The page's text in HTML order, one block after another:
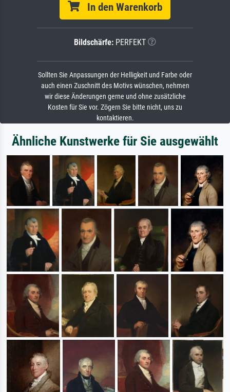
In den Warenkorb
Bildschärfe: PERFEKT
Sollten Sie Anpassungen der Helligkeit und Farbe oder
auch einen Zuschnitt des Motivs wünschen, nehmen
wir diese Änderungen gerne und ohne zusätzliche
Kosten für Sie vor. Zögern Sie bitte nicht, uns zu
kontaktieren.
Ähnliche Kunstwerke für Sie ausgewählt